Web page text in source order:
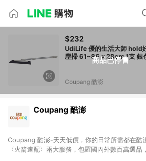
商品已停售
$232
UdiLife 優的生活大師 hold
塵掃
Coupang 酷澎
Coupang 酷澎
Coupang 酷澎-天天低價，你的日常所需都在酷
〈火箭速配〉兩大服務，包羅國內外數百萬選品